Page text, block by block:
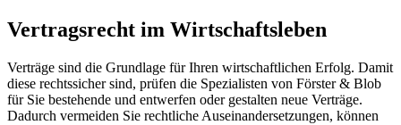
Vertragsrecht im Wirtschaftsleben
Verträge sind die Grundlage für Ihren wirtschaftlichen Erfolg. Damit
diese rechtssicher sind, prüfen die Spezialisten von Förster & Blob
für Sie bestehende und entwerfen oder gestalten neue Verträge.
Dadurch vermeiden Sie rechtliche Auseinandersetzungen, können